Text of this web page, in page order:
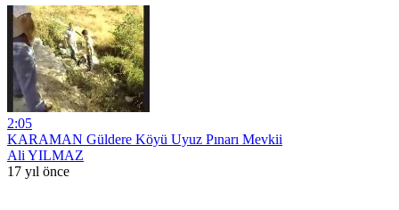
2:05
KARAMAN Güldere Köyü Uyuz Pınarı Mevkii
Ali YILMAZ
17 yıl önce